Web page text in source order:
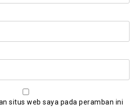
situs web saya pada peramban ini